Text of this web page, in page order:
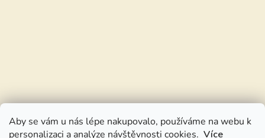
Aby se vám u nás lépe nakupovalo, používáme na webu k
personalizaci a analýze návštěvnosti cookies. Více